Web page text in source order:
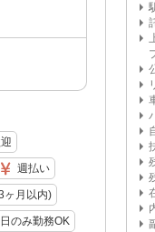
週払い
ヶ月以内)
のみ勤務OK